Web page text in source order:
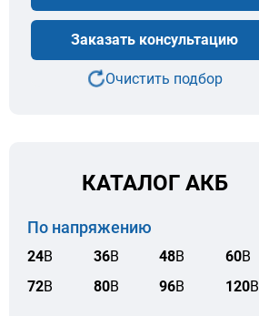
Заказать консультацию
Очистить подбор
КАТАЛОГ АКБ
По напряжению
24В 36В 48В 60В
72В 80В 96В 120В